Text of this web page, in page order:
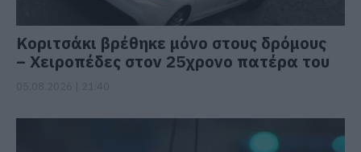
Κοριτσάκι βρέθηκε μόνο στους δρόμους
– Χειροπέδες στον 25χρονο πατέρα του